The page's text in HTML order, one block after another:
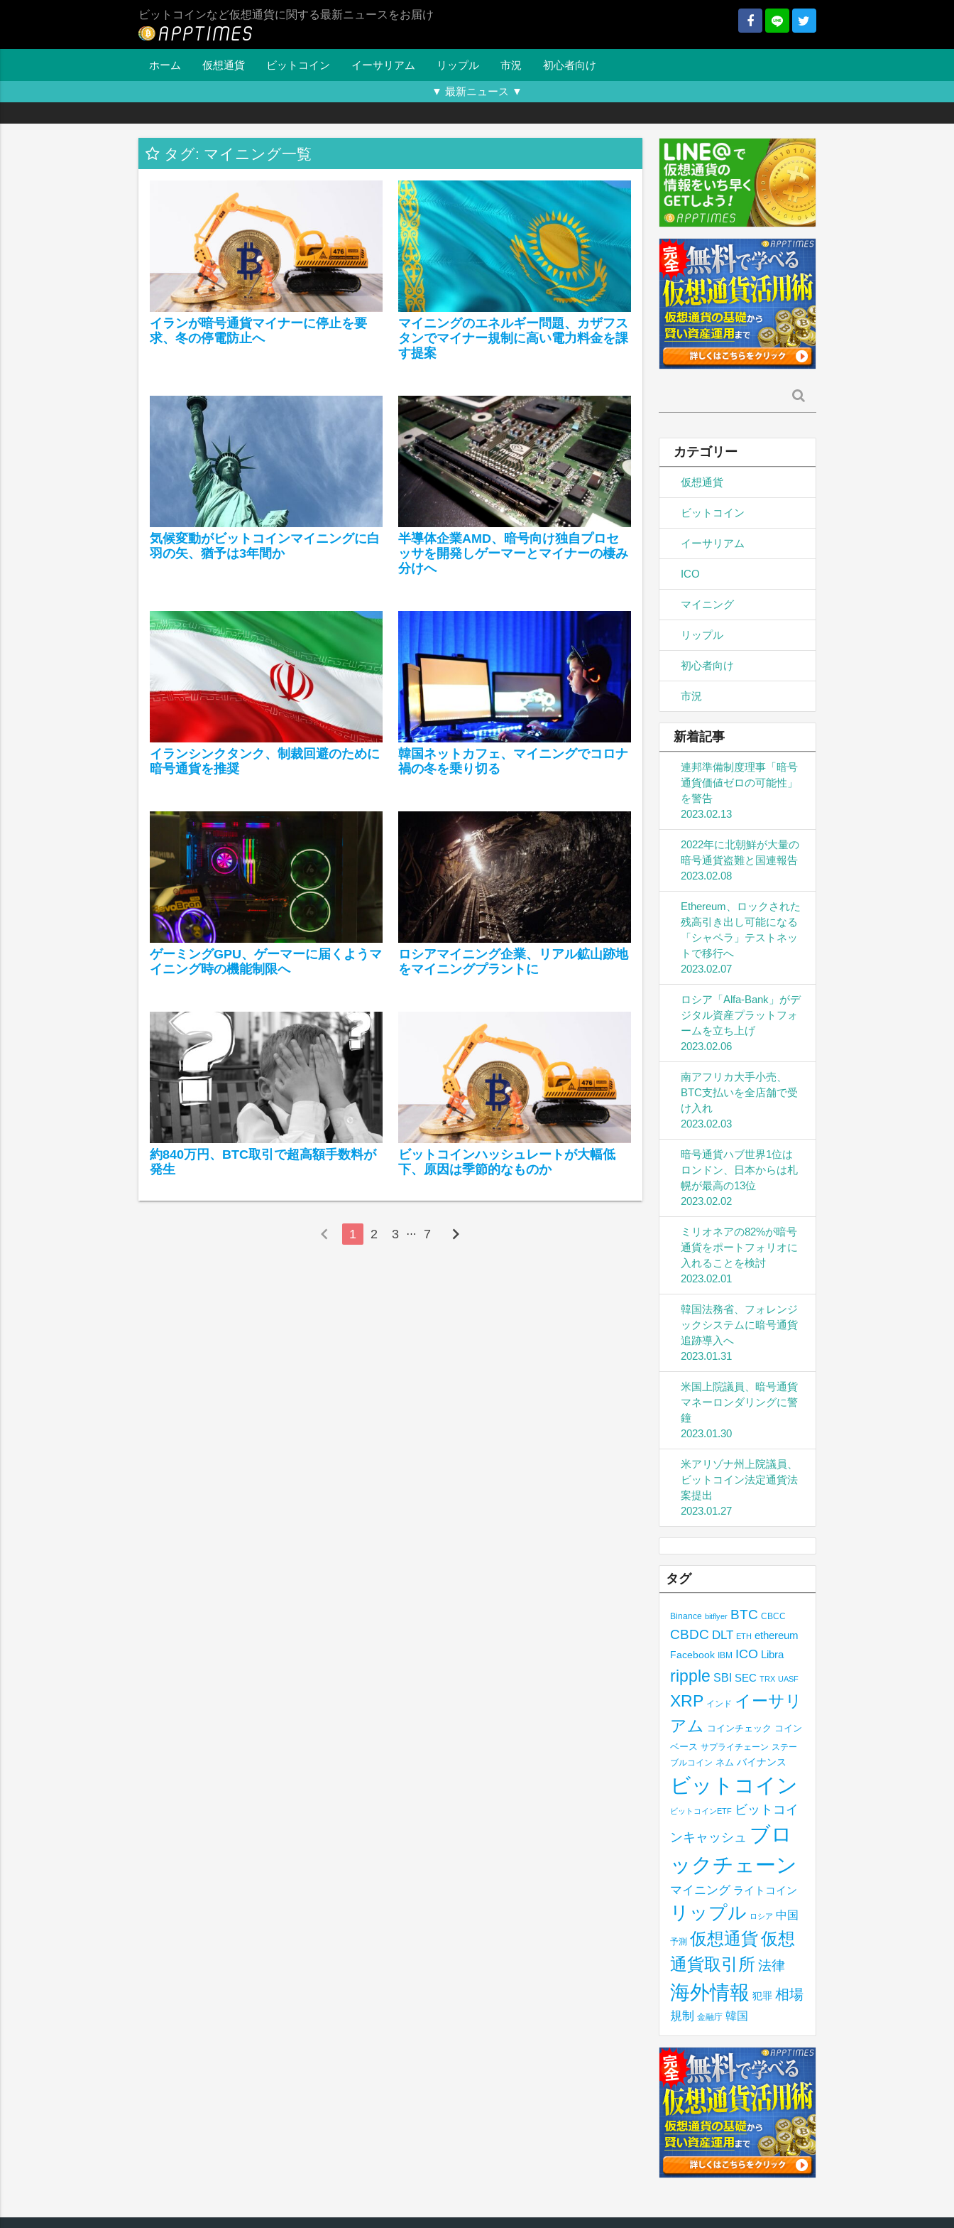
ビットコインなど仮想通貨に関する最新ニュースをお届け
ホーム 仮想通貨 ビットコイン イーサリアム リップル 市況 初心者向け
▼ 最新ニュース ▼
タグ: マイニング一覧
イランが暗号通貨マイナーに停止を要
求、冬の停電防止へ
マイニングのエネルギー問題、カザフス
タンでマイナー規制に高い電力料金を課
す提案
気候変動がビットコインマイニングに白
羽の矢、猶予は3年間か
半導体企業AMD、暗号向け独自プロセ
ッサを開発しゲーマーとマイナーの棲み
分けへ
イランシンクタンク、制裁回避のために
暗号通貨を推奨
韓国ネットカフェ、マイニングでコロナ
禍の冬を乗り切る
ゲーミングGPU、ゲーマーに届くようマ
イニング時の機能制限へ
ロシアマイニング企業、リアル鉱山跡地
をマイニングプラントに
約840万円、BTC取引で超高額手数料が
発生
ビットコインハッシュレートが大幅低
下、原因は季節的なものか
chevron_left 1 2 3 … 7 chevron_right
索:
カテゴリー
仮想通貨
ビットコイン
イーサリアム
ICO
マイニング
リップル
初心者向け
市況
新着記事
連邦準備制度理事「暗号
通貨価値ゼロの可能性」
を警告
2023.02.13
2022年に北朝鮮が大量の
暗号通貨盗難と国連報告
2023.02.08
Ethereum、ロックされた
残高引き出し可能になる
「シャペラ」テストネッ
トで移行へ
2023.02.07
ロシア「Alfa-Bank」がデ
ジタル資産プラットフォ
ームを立ち上げ
2023.02.06
南アフリカ大手小売、
BTC支払いを全店舗で受
け入れ
2023.02.03
暗号通貨ハブ世界1位は
ロンドン、日本からは札
幌が最高の13位
2023.02.02
ミリオネアの82%が暗号
通貨をポートフォリオに
入れることを検討
2023.02.01
韓国法務省、フォレンジ
ックシステムに暗号通貨
追跡導入へ
2023.01.31
米国上院議員、暗号通貨
マネーロンダリングに警
鐘
2023.01.30
米アリゾナ州上院議員、
ビットコイン法定通貨法
案提出
2023.01.27
タグ
Binance bitflyer BTC CBCC
CBDC DLT ETH ethereum
Facebook IBM ICO Libra
ripple SBI SEC TRX UASF
XRP インド イーサリ
アム コインチェック コイン
ベース サプライチェーン ステー
ブルコイン ネム バイナンス
ビットコイン
ビットコインETF
ビットコイ
ンキャッシュ ブロ
ックチェーン
マイニング ライトコイン
リップル ロシア 中国
予測 仮想通貨仮想
通貨取引所 法律
海外情報 犯罪 相場
規制 金融庁 韓国